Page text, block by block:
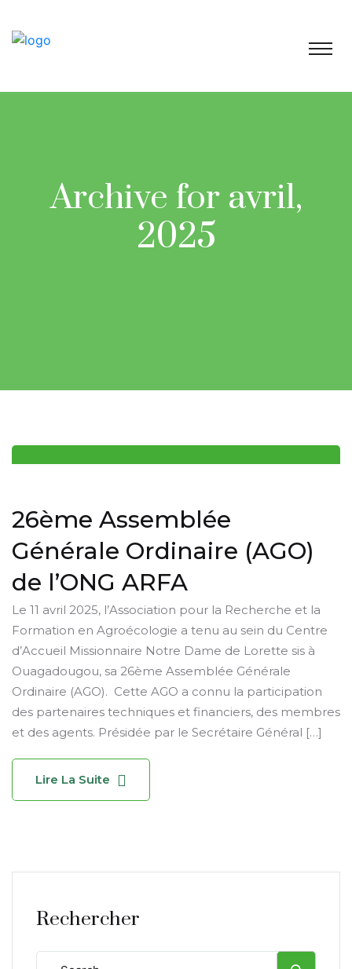
Archive for avril,
2025
26ème Assemblée
Générale Ordinaire (AGO)
de l’ONG ARFA
Le 11 avril 2025, l’Association pour la Recherche et la
Formation en Agroécologie a tenu au sein du Centre
d’Accueil Missionnaire Notre Dame de Lorette sis à
Ouagadougou, sa 26ème Assemblée Générale
Ordinaire (AGO). Cette AGO a connu la participation
des partenaires techniques et financiers, des membres
et des agents. Présidée par le Secrétaire Général […]
Lire La Suite
Rechercher